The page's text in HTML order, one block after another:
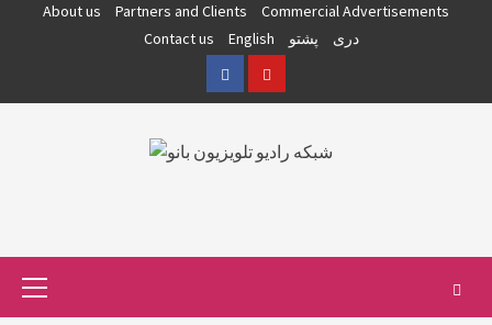
About us Partners and Clients
Commercial Advertisements
Contact us
English پشتو
دری
FacebookYouTube